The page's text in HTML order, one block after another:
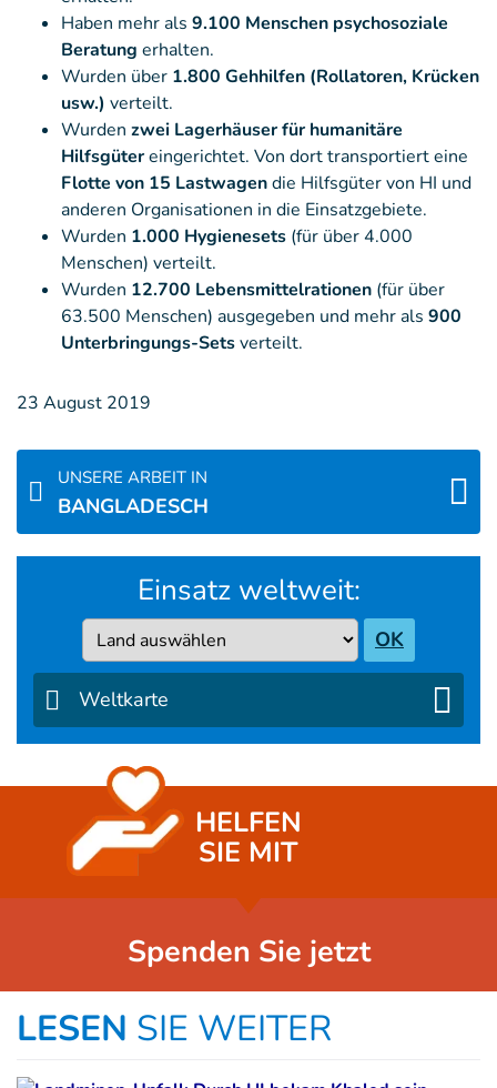
Haben mehr als 9.100 Menschen psychosoziale
Beratung erhalten.
Wurden über 1.800 Gehhilfen (Rollatoren, Krücken
usw.) verteilt.
Wurden zwei Lagerhäuser für humanitäre
Hilfsgütereingerichtet. Von dort transportiert eine
Flotte von 15 Lastwagendie Hilfsgüter von HI und
anderen Organisationen in die Einsatzgebiete.
Wurden 1.000 Hygienesets (für über 4.000
Menschen) verteilt.
Wurden 12.700 Lebensmittelrationen (für über
63.500 Menschen) ausgegeben und mehr als 900
Unterbringungs-Setsverteilt.
23 August 2019
UNSERE ARBEIT IN
BANGLADESCH
Einsatz weltweit:
Country OK
Weltkarte
HELFEN
SIE MIT
Spenden Sie jetzt
LESEN SIE WEITER